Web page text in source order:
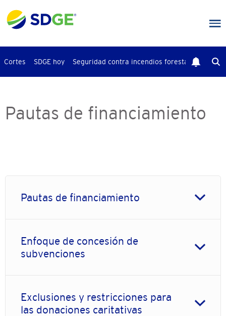
contenido
Cortes SDGE hoy Seguridad contra incendios forestales
Pautas de financiamiento
Pautas de financiamiento
Enfoque de concesión de
subvenciones
Exclusiones y restricciones para
las donaciones caritativas